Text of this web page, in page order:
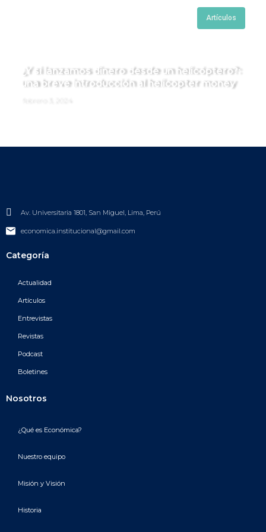
Artículos
¿Y si lanzamos dinero desde un helicóptero?:
una breve introducción al helicopter money
Av. Universitaria 1801, San Miguel, Lima, Perú
economica.institucional@gmail.com
Categoría
Actualidad
Artículos
Entrevistas
Revistas
Podcast
Boletines
Nosotros
¿Qué es Económica?
Nuestro equipo
Misión y Visión
Historia